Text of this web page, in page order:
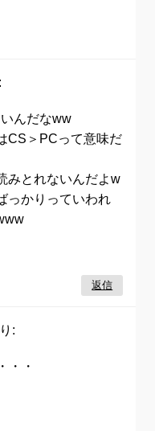
んだなww
CS＞PCって意味だ
みとれないんだよw
っかりっていわれ
返信
:
・・